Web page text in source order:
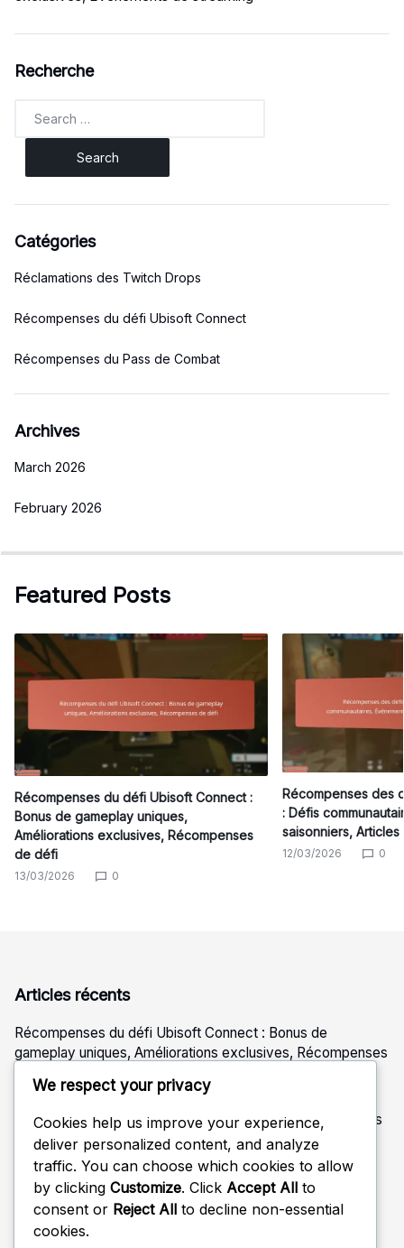
Recherche
Catégories
Réclamations des Twitch Drops
Récompenses du défi Ubisoft Connect
Récompenses du Pass de Combat
Archives
March 2026
February 2026
Featured Posts
Récompenses du défi Ubisoft Connect :
Bonus de gameplay uniques,
Améliorations exclusives, Récompenses
de défi
13/03/2026 0
Récompenses des
: Défis
saisonniers, Articles
12/03/2026 0
Articles récents
Récompenses du défi Ubisoft Connect : Bonus de
gameplay uniques, Améliorations exclusives, Récompenses
Récompenses des défis Ubisoft Connect : Défis
communautaires, Événements saisonniers, Articles uniques
Récompenses du Pass de Combat : Déblocages
saisonniers, Émotes uniques, Skins en édition limitée
Récompenses du Pass de Combat : Skins de personnage,
Skins d’arme, Monnaie du jeu
Twitch Drops Réclamations : Comptes liés, Récompenses
We respect your privacy
Cookies help us improve your experience,
deliver personalized content, and analyze
traffic. You can choose which cookies to allow
by clicking Customize. Click Accept All to
consent or Reject All to decline non-essential
cookies.